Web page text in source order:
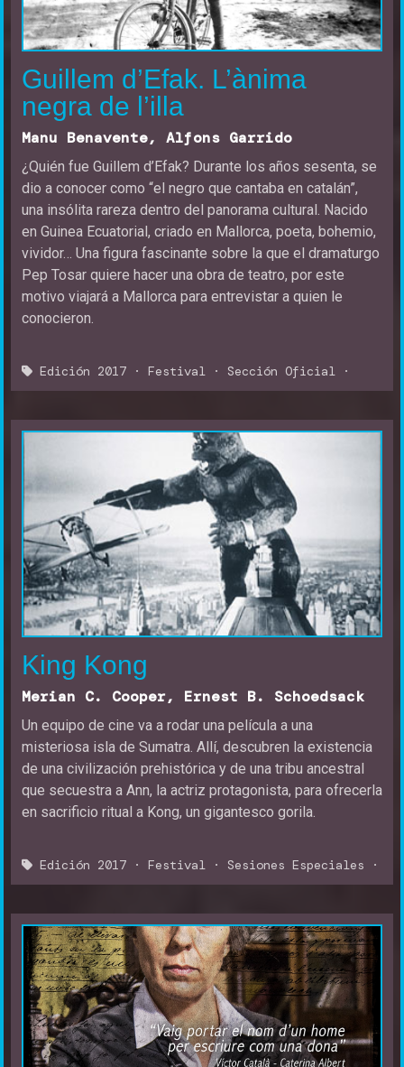
Guillem d’Efak. L’ànima
negra de l’illa
Manu Benavente, Alfons Garrido
¿Quién fue Guillem d’Efak? Durante los años sesenta, se
dio a conocer como “el negro que cantaba en catalán”,
una insólita rareza dentro del panorama cultural. Nacido
en Guinea Ecuatorial, criado en Mallorca, poeta, bohemio,
vividor… Una figura fascinante sobre la que el dramaturgo
Pep Tosar quiere hacer una obra de teatro, por este
motivo viajará a Mallorca para entrevistar a quien le
conocieron.
Edición 2017 · Festival · Sección Oficial ·
King Kong
Merian C. Cooper, Ernest B. Schoedsack
Un equipo de cine va a rodar una película a una
misteriosa isla de Sumatra. Allí, descubren la existencia
de una civilización prehistórica y de una tribu ancestral
que secuestra a Ann, la actriz protagonista, para ofrecerla
en sacrificio ritual a Kong, un gigantesco gorila.
Edición 2017 · Festival · Sesiones Especiales ·